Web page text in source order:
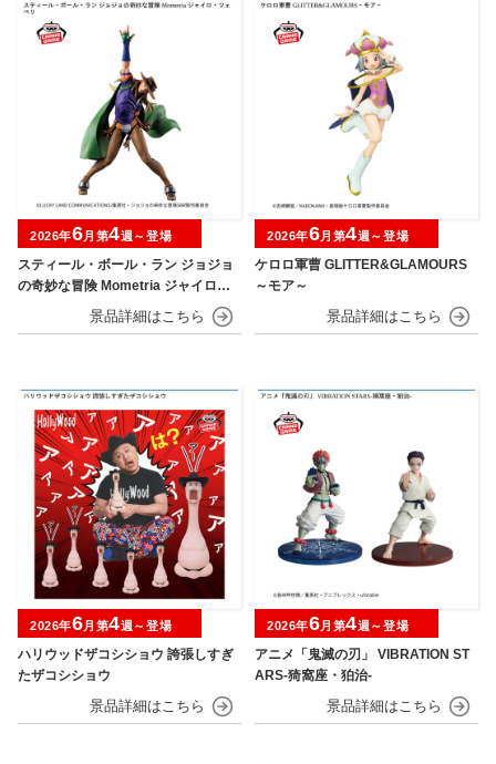
スティール・ボール・ラン ジョジョ
の奇妙な冒険 Mometria ジャイロ・
2026年6月第4週～登場
ケロロ軍曹 GLITTER&GLAMOURS
～モア～
2026年6月第4週～登場
ハリウッドザコシショウ 誇張しすぎ
たザコシショウ
2026年6月第4週～登場
アニメ「鬼滅の刃」 VIBRATION ST
ARS-猗窩座・狛治-
2026年6月第4週～登場